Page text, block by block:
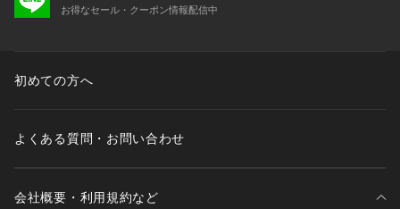
お得なセール・クーポン情報配信中
初めての方へ
よくある質問・お問い合わせ
会社概要・利用規約など